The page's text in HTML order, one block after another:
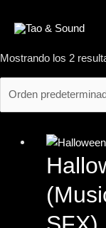
Mostrando los 2